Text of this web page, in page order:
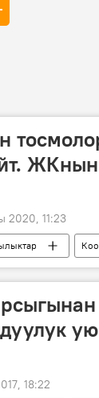
ЖКнын
2020, 11:23
тизме
18:22